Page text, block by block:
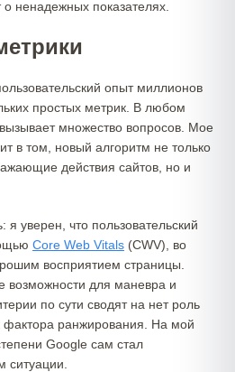
ненадежных показателях.
опыт миллионов
простых метрик. В любом
множество вопросов. Мое
в том, новый алгоритм не только
действия сайтов, но и
я уверен, что пользовательский
Core Web Vitals (CWV), во
восприятием страницы.
для маневра и
по сути сводят на нет роль
фактора ранжирования. На мой
Google сам стал
ситуации.